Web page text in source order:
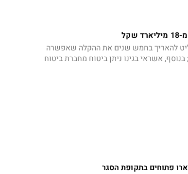
להאריך בחמש שנים את ההקלה שאפשרה
לבנקים להגדיל את החשיפה לענף הנדל"ן ל-22%; בנוסף, אשראי בגינו ניתן ביטוח מחברת ביטוח